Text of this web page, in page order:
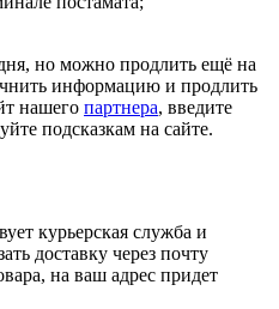
но можно продлить ещё на
информацию и продлить
нашего партнера, введите
подсказкам на сайте.
курьерская служба и
доставку через почту
на ваш адрес придет